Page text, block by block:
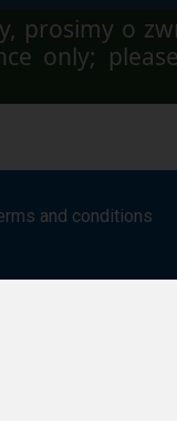
prosimy o
only;
and conditions